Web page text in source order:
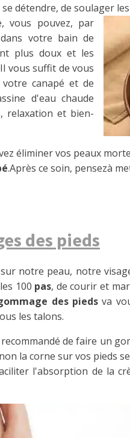
détendre, de soulager
vous pouvez, par
votre bain de
plus doux et les
vous suffit de vous
canapé et de
d'eau chaude
relaxation et bien-
éliminer vos peaux
.Après ce soin, pensezà
des pieds
notre peau, notre
100 pas, de courir et
des piedsva
les talons.
de faire un
la corne sur vos pieds
l'absorption de la